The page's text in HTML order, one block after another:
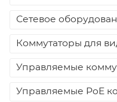
Сетевое
Коммутаторы для
Управляемые
Управляемые PoE